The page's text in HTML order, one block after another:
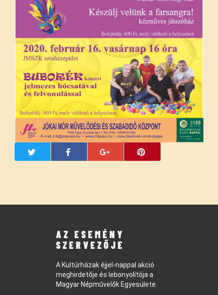
AZ ESEMÉNY
SZERVEZŐJE
A Kultúrházak éjjel-nappal akció
meghirdetője és lebonyolítója a
Magyar Népművelők Egyesülete.